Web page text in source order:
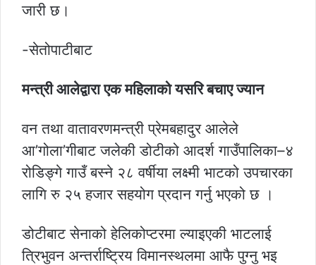
जारी छ।
-सेतोपाटीबाट
मन्त्री आलेद्वारा एक महिलाको यसरि बचाए ज्यान
वन तथा वातावरणमन्त्री प्रेमबहादुर आलेले
आ’गोला’गीबाट जलेकी डोटीको आदर्श गाउँपालिका–४
रोडिङ्गे गाउँ बस्ने २८ वर्षीया लक्ष्मी भाटको उपचारका
लागि रु २५ हजार सहयोग प्रदान गर्नु भएको छ ।
डोटीबाट सेनाको हेलिकोप्टरमा ल्याइएकी भाटलाई
त्रिभुवन अन्तर्राष्ट्रिय विमानस्थलमा आफै पुग्नु भइ